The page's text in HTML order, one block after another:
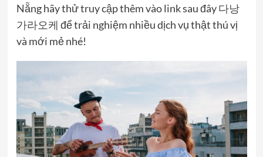
Nẵng hãy thử truy cập thêm vào link sau đây다낭
가라오케 để trải nghiệm nhiều dịch vụ thật thú vị
và mới mẻ nhé!